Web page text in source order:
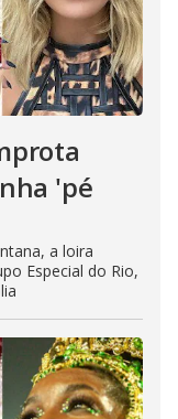
'pé
a loira
Especial do Rio,